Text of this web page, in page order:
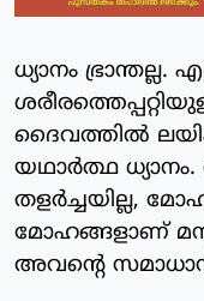
ധ്യാനം ഭ്രാന്തല്ല.
ദൈവത്തില്‍
യഥാര്‍ത്ഥ ധ്യാനം.
തളര്‍ച്ചയില്ല,
മോഹങ്ങളാണ്
അവന്റെ